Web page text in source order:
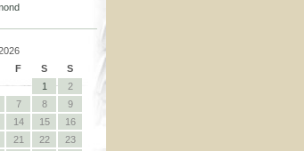
F S
S
1
2
7 8
9
14 15
16
21 22
23